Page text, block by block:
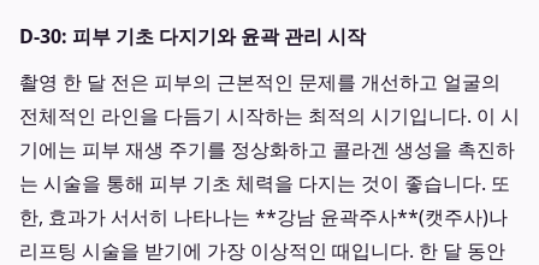
D-30: 피부 기초 다지기와 윤곽 관리 시작
촬영 한 달 전은 피부의 근본적인 문제를 개선하고 얼굴의
전체적인 라인을 다듬기 시작하는 최적의 시기입니다. 이 시
기에는 피부 재생 주기를 정상화하고 콜라겐 생성을 촉진하
는 시술을 통해 피부 기초 체력을 다지는 것이 좋습니다. 또
한, 효과가 서서히 나타나는 **강남 윤곽주사**(캣주사)나
리프팅 시술을 받기에 가장 이상적인 때입니다. 한 달 동안